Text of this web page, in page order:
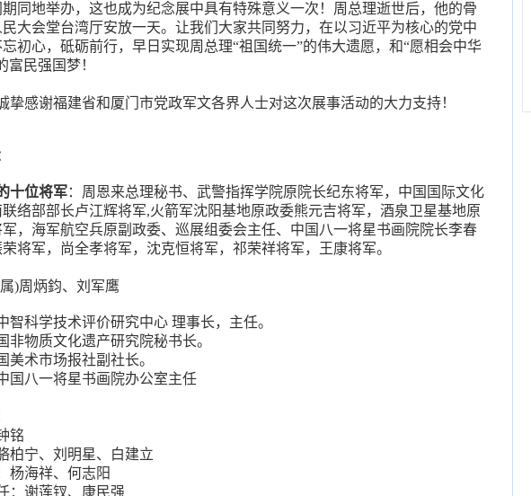
同地举办，这也成为纪念展中具有特殊意义一次！周总理逝世后，他的骨
大会堂台湾厅安放一天。让我们大家共同努力，在以习近平为核心的党中
初心，砥砺前行，早日实现周总理“祖国统一”的伟大遗愿，和“愿相会中华
富民强国梦！
挚感谢福建省和厦门市党政军文各界人士对这次展事活动的大力支持！
十位将军：周恩来总理秘书、武警指挥学院原院长纪东将军，中国国际文化
络部部长卢江辉将军,火箭军沈阳基地原政委熊元吉将军，酒泉卫星基地原
，海军航空兵原副政委、巡展组委会主任、中国八一将星书画院院长李春
将军，尚全孝将军，沈克恒将军，祁荣祥将军，王康将军。
)周炳鈞、刘军鹰
智科学技术评价研究中心 理事长，主任。
非物质文化遗产研究院秘书长。
美术市场报社副社长。
国八一将星书画院办公室主任
铭
柏宁、刘明星、白建立
杨海祥、何志阳
：谢莲钗、康民强